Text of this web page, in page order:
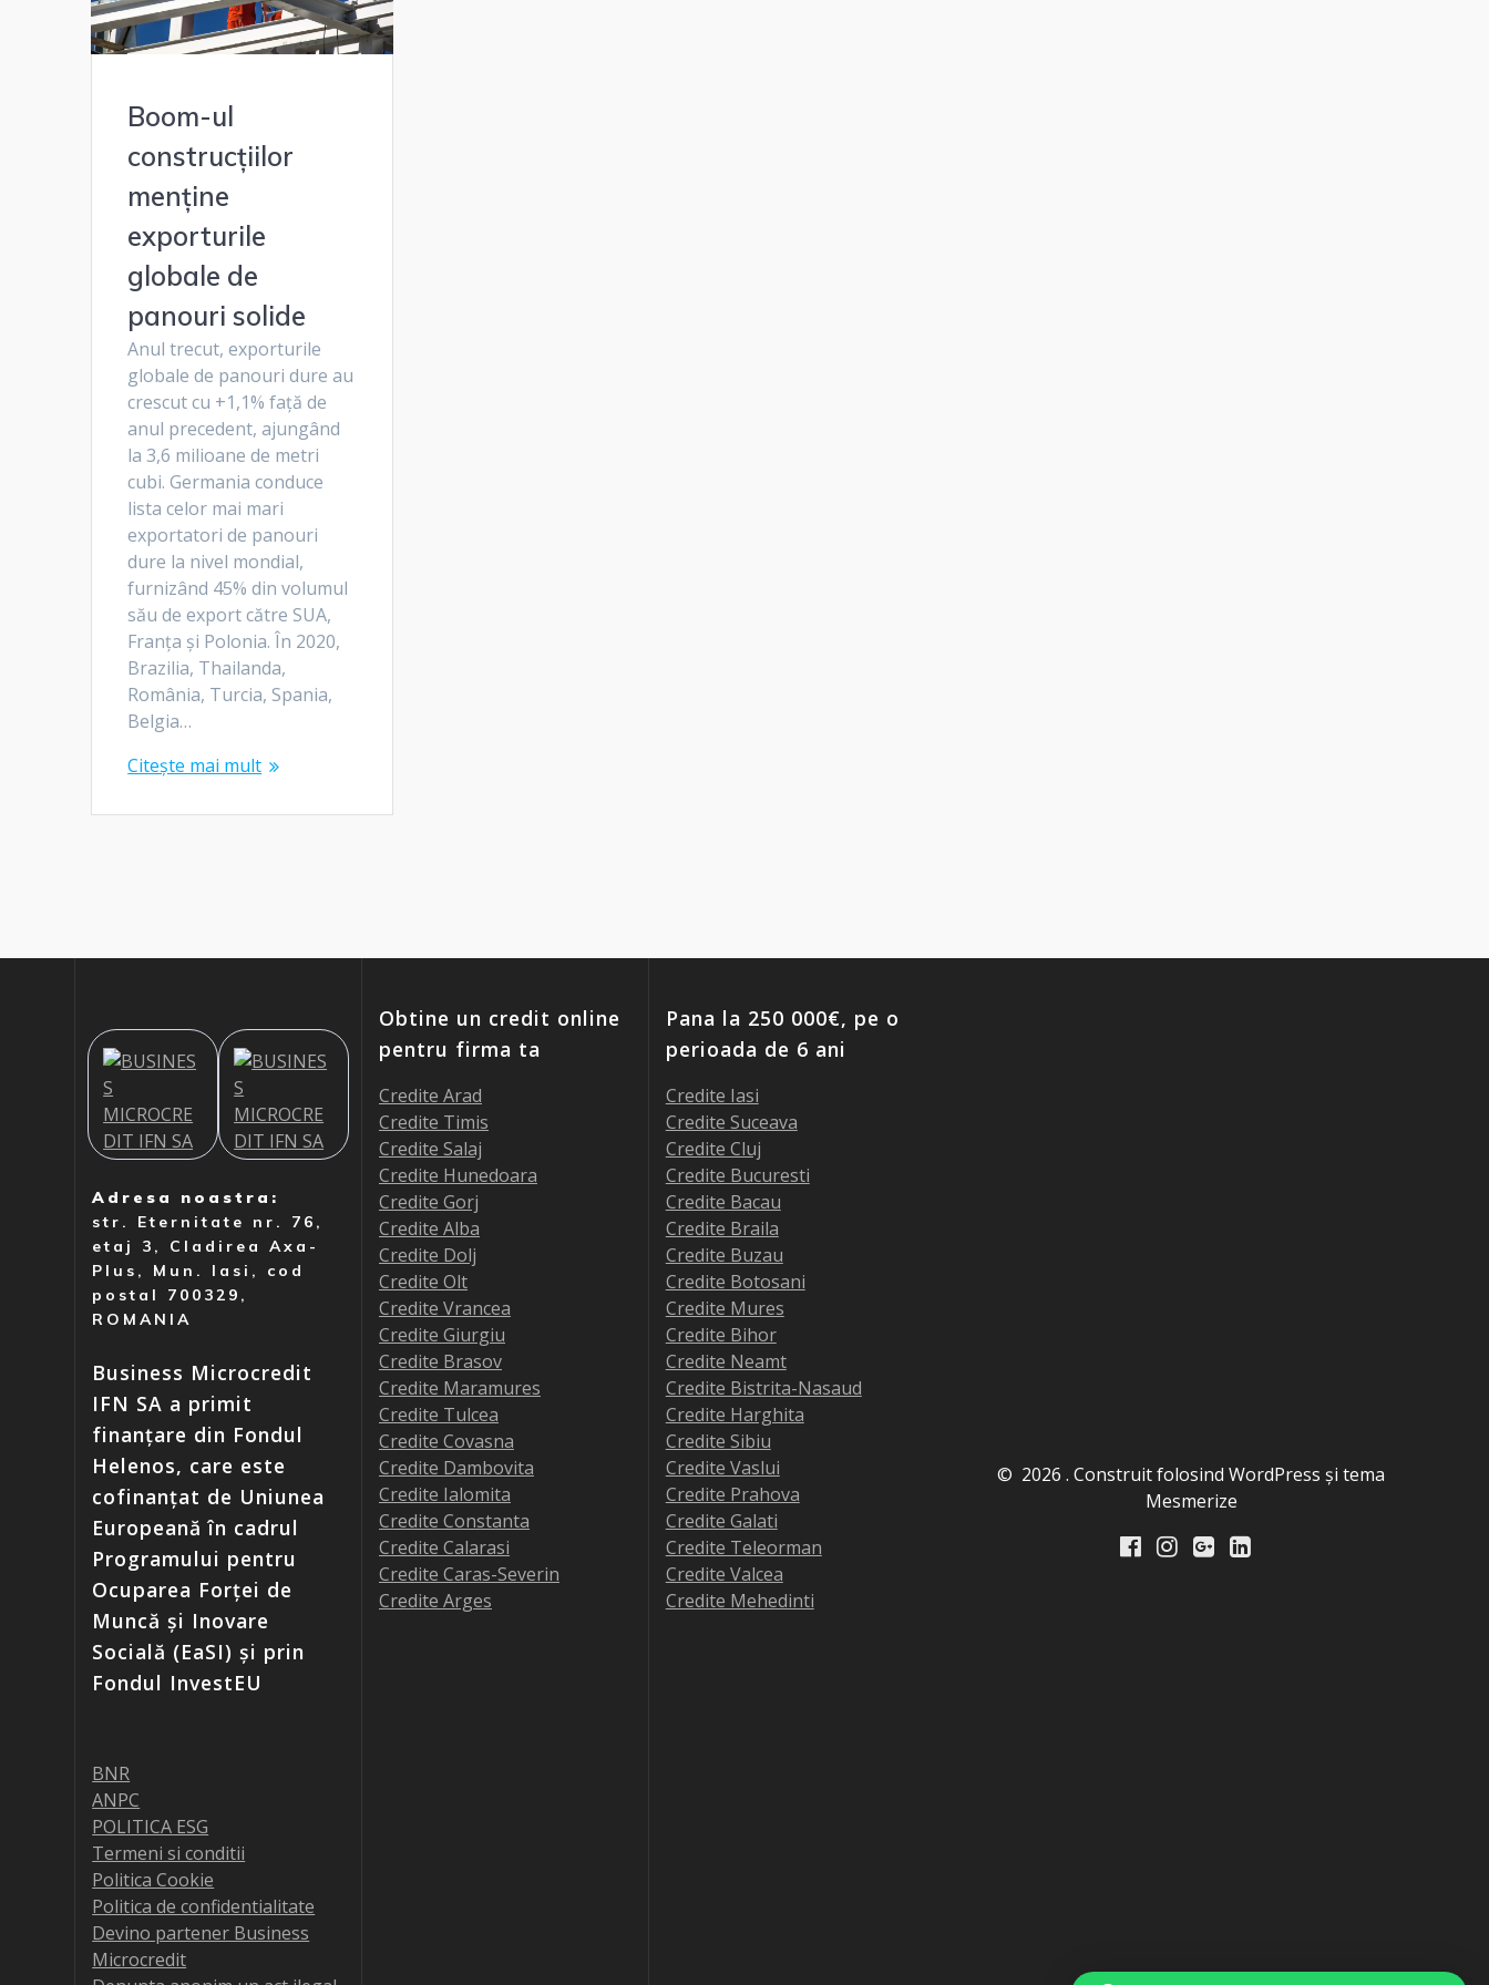
Boom-ul
construcțiilor
menține
exporturile
globale de
panouri solide
Anul trecut, exporturile
globale de panouri dure au
crescut cu +1,1% față de
anul precedent, ajungând
la 3,6 milioane de metri
cubi. Germania conduce
lista celor mai mari
exportatori de panouri
dure la nivel mondial,
furnizând 45% din volumul
său de export către SUA,
Franța și Polonia. În 2020,
Brazilia, Thailanda,
România, Turcia, Spania,
Belgia…
Citește mai mult
Adresa noastra:
str. Eternitate nr. 76,
etaj 3, Cladirea Axa-
Plus, Mun. Iasi, cod
postal 700329,
ROMANIA
Business Microcredit
IFN SA a primit
finanțare din Fondul
Helenos, care este
cofinanțat de Uniunea
Europeană în cadrul
Programului pentru
Ocuparea Forței de
Muncă și Inovare
Socială (EaSI) și prin
Fondul InvestEU
BNR
ANPC
POLITICA ESG
Termeni si conditii
Politica Cookie
Politica de confidentialitate
Devino partener Business
Microcredit
Obtine un credit online
pentru firma ta
Credite Arad
Credite Timis
Credite Salaj
Credite Hunedoara
Credite Gorj
Credite Alba
Credite Dolj
Credite Olt
Credite Vrancea
Credite Giurgiu
Credite Brasov
Credite Maramures
Credite Tulcea
Credite Covasna
Credite Dambovita
Credite Ialomita
Credite Constanta
Credite Calarasi
Credite Caras-Severin
Credite Arges
Pana la 250 000€, pe o
perioada de 6 ani
Credite Iasi
Credite Suceava
Credite Cluj
Credite Bucuresti
Credite Bacau
Credite Braila
Credite Buzau
Credite Botosani
Credite Mures
Credite Bihor
Credite Neamt
Credite Bistrita-Nasaud
Credite Harghita
Credite Sibiu
Credite Vaslui
Credite Prahova
Credite Galati
Credite Teleorman
Credite Valcea
Credite Mehedinti
© 2026 . Construit folosind WordPress șitema
Mesmerize